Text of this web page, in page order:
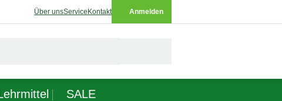
Über unsService Kontakt Anmelden
SALE